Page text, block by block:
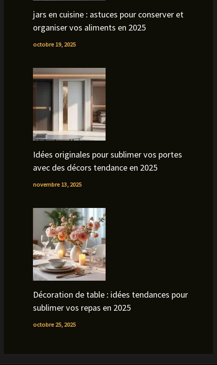
jars en cuisine : astuces pour conserver et
organiser vos aliments en 2025
octobre 19, 2025
Idées originales pour sublimer vos portes
avec des décors tendance en 2025
novembre 13, 2025
Décoration de table : idées tendances pour
sublimer vos repas en 2025
octobre 25, 2025